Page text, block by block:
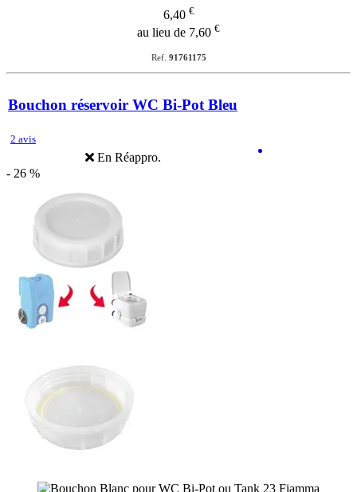
6,40 €
au lieu de 7,60 €
Ref. 91761175
Bouchon réservoir WC Bi-Pot Bleu
2 avis
En Réappro.
- 26 %